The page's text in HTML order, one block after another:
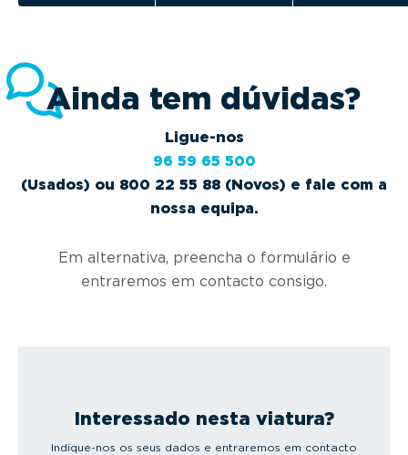
Ainda tem dúvidas?
Ligue-nos
96 59 65 500
(Usados) ou 800 22 55 88 (Novos) e fale com a
nossa equipa.
Em alternativa, preencha o formulário e
entraremos em contacto consigo.
Interessado nesta viatura?
Indique-nos os seus dados e entraremos em contacto